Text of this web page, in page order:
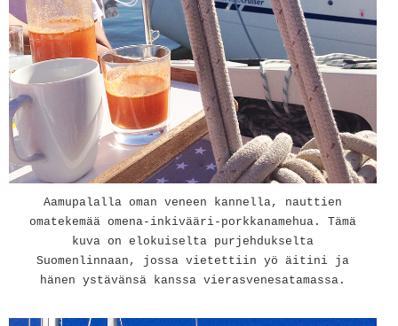
Aamupalalla oman veneen kannella, nauttien
omatekemää omena-inkivääri-porkkanamehua. Tämä
kuva on elokuiselta purjehdukselta
Suomenlinnaan, jossa vietettiin yö äitini ja
hänen ystävänsä kanssa vierasvenesatamassa.